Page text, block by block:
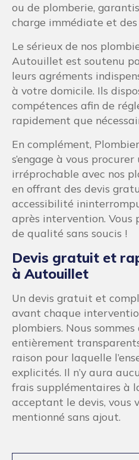
ou de plomberie,
charge immédiate et
Le sérieux de nos
Autouillet est soutenu
leurs agréments
à votre domicile. Ils
compétences afin de
rapidement que
En complément,
s’engage à vous
irréprochable avec nos
en offrant des devis
accessibilité
après intervention.
de qualité sans soucis !
Devis gratuit et
à Autouillet
Un devis gratuit et
avant chaque
plombiers. Nous
entièrement transparents
raison pour laquelle
explicités. Il n’y aura
frais supplémentaires à
acceptant le devis, vous
mentionné sans ajout.